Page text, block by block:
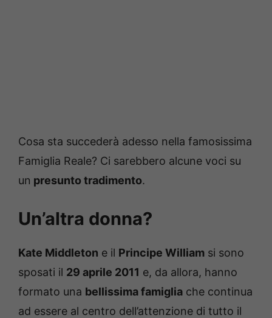
Cosa sta succederà adesso nella famosissima
Famiglia Reale? Ci sarebbero alcune voci su
un presunto tradimento.
Un’altra donna?
Kate Middleton e il Principe William si sono
sposati il 29 aprile 2011 e, da allora, hanno
formato una bellissima famiglia che continua
ad essere al centro dell’attenzione di tutto il